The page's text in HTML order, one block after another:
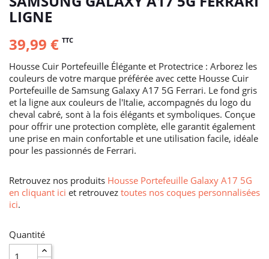
LIGNE
39,99 € TTC
Housse Cuir Portefeuille Élégante et Protectrice : Arborez les
couleurs de votre marque préférée avec cette Housse Cuir
Portefeuille de Samsung Galaxy A17 5G Ferrari. Le fond gris
et la ligne aux couleurs de l'Italie, accompagnés du logo du
cheval cabré, sont à la fois élégants et symboliques. Conçue
pour offrir une protection complète, elle garantit également
une prise en main confortable et une utilisation facile, idéale
pour les passionnés de Ferrari.
Retrouvez nos produits Housse Portefeuille Galaxy A17 5G
en cliquant ici et retrouvez toutes nos coques personnalisées
ici.
Quantité